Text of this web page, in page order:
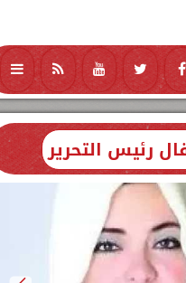
تكنولوجيا منوعات
رئيس التحرير